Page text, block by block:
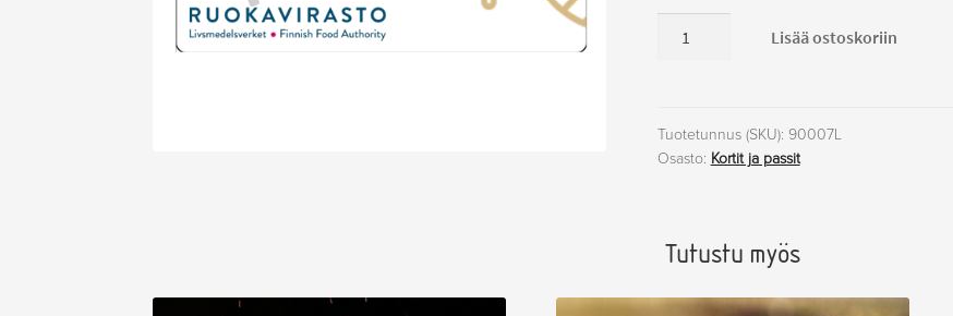
koulutuskuntayhtymä)
määrä
Lisää ostoskoriin
Tuotetunnus (SKU): 90007L
Osasto: Kortit ja passit
Tutustu myös